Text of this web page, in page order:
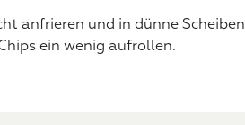
anfrieren und in dünne Scheiben
ein wenig aufrollen.